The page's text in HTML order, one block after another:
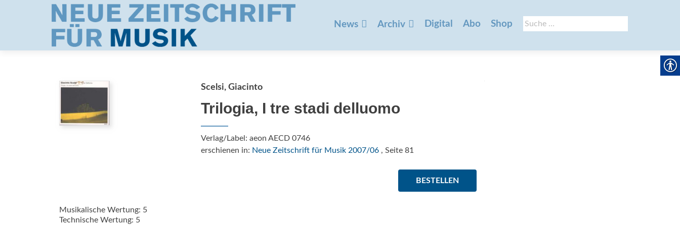
Suche
nach:
springen
News Archiv Digital Abo Shop
Scelsi, Giacinto
Trilogia, I tre stadi delluomo
Verlag/Label: aeon AECD 0746
erschienen in: Neue Zeitschrift für Musik 2007/06, Seite 81
BESTELLEN
Musikalische Wertung: 5
Technische Wertung: 5